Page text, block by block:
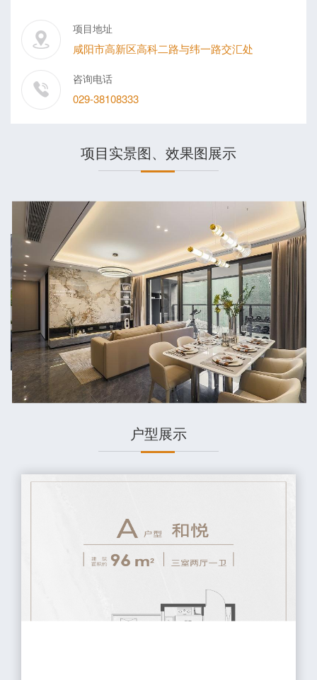
配套建设地下车库、小区道路、绿化、幼儿园、社区服务用
房、供电供水供暖等设施，容积率2.9，总投资20.4亿元。项
目定位为自然系首改产品，面积区域97-142㎡高层、小高层
产品。将延伸天地源“文化、关怀、邻里”的品牌理念，将文
化融入建筑，以东方人文宅邸，为咸阳人民匠心铸造美好人
项目地址
咸阳市高新区高科二路与纬一路交汇处
咨询电话
029-38108333
项目实景图、效果图展示
户型展示